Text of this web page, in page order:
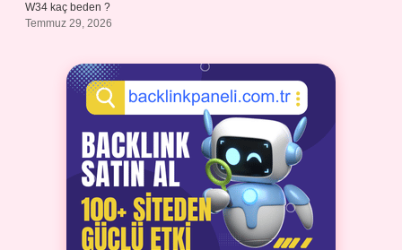
W34 kaç beden ?
Temmuz 29, 2026